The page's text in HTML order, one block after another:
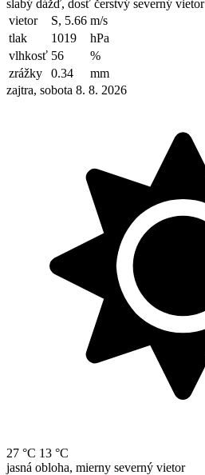
slabý dážď, dosť čerstvý severný vietor
vietor
S, 5.66 m/s
tlak
1019
hPa
vlhkosť 56
%
zrážky
0.34
mm
zajtra, sobota 8. 8. 2026
27 °C 13 °C
jasná obloha, mierny severný vietor